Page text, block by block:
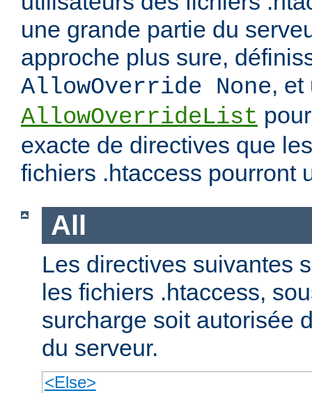
une grande partie du
approche plus sure,
AllowOverride None, et
AllowOverrideList
exacte de directives que
fichiers .htaccess pourront
All
Les directives suivantes
les fichiers .htaccess,
surcharge soit autorisée
du serveur.
<Else>